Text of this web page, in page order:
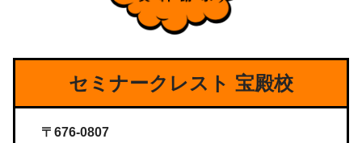
セミナークレスト 宝殿校
〒676-0807